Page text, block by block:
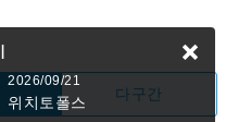
다구간
2026/09/21
위치토폴스